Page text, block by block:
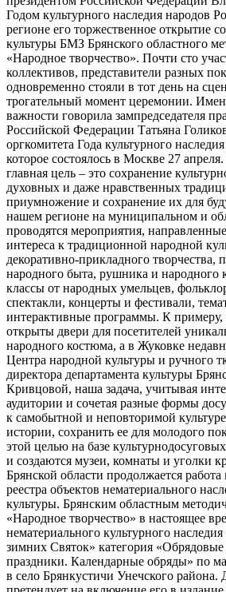
Годом культурного наследия народов
регионе его торжественное открытие
культуры БМЗ Брянского областного
«Народное творчество». Почти сто
коллективов, представители разных
одновременно стояли в тот день на
трогательный момент церемонии.
важности говорила зампредседателя
Российской Федерации Татьяна
оргкомитета Года культурного
которое состоялось в Москве 27
главная цель – это сохранение
духовных и даже нравственных
приумножение и сохранение их для
нашем регионе на муниципальном и
проводятся мероприятия,
интереса к традиционной народной
декоративно-прикладного творчества,
народного быта, рушника и народного
классы от народных умельцев,
спектакли, концерты и фестивали,
интерактивные программы. К примеру,
открыты двери для посетителей
народного костюма, а в Жуковке
Центра народной культуры и ручного
директора департамента культуры
Кривцовой, наша задача, учитывая
аудитории и сочетая разные формы
к самобытной и неповторимой
истории, сохранить ее для молодого
этой целью на базе
и создаются музеи, комнаты и уголки
Брянской области продолжается
реестра объектов нематериального
культуры. Брянским областным
«Народное творчество» в настоящее
нематериального культурного
зимних Святок» категория
праздники. Календарные обряды» по
в село Брянкустичи Унечского